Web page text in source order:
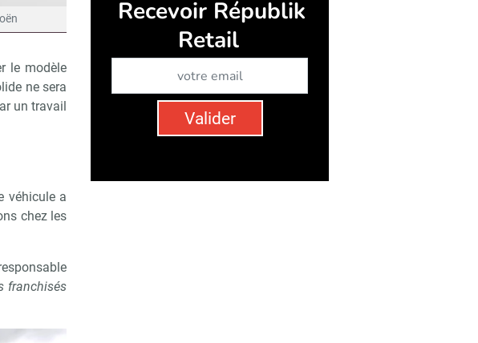
le modèle
ne sera
un travail
véhicule a
chez les
franchisés